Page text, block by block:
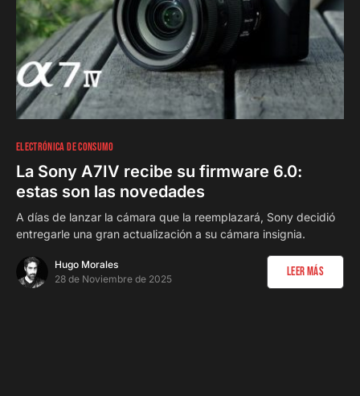
0
ELECTRÓNICA DE CONSUMO
La Sony A7IV recibe su firmware 6.0:
estas son las novedades
A días de lanzar la cámara que la reemplazará, Sony decidió
entregarle una gran actualización a su cámara insignia.
Hugo Morales
28 de Noviembre de 2025
Leer Más